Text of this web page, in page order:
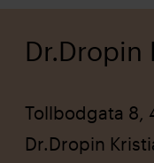
Dr.Dropin
Tollbodgata 8,
Dr.Dropin